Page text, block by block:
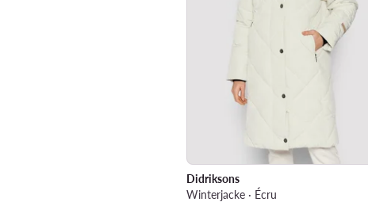
Didriksons
Winterjacke · Écru